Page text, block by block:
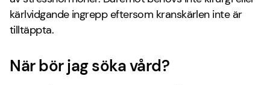
kärlvidgande ingrepp eftersom kranskärlen inte är
tilltäppta.
När bör jag söka vård?